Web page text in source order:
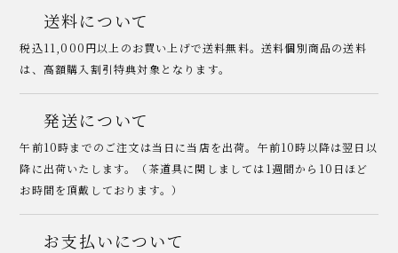
送料について
税込11,000円以上のお買い上げで送料無料。送料個別商品の送料
は、高額購入割引特典対象となります。
発送について
午前10時までのご注文は当日に当店を出荷。午前10時以降は翌日以
降に出荷いたします。（茶道具に関しましては1週間から10日ほど
お時間を頂戴しております。）
お支払いについて